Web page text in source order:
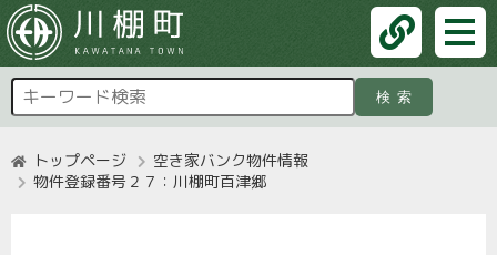
検索
トップページ
空き家バンク物件情報
物件登録番号２７：川棚町百津郷